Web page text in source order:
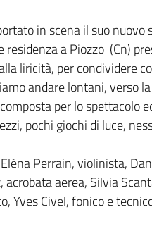
in scena il suo nuovo
residenza a Piozzo (Cn)
liricità, per condividere
andare lontani, verso
per lo
pochi giochi di luce,
Perrain, violinista,
aerea, Silvia
Yves Civel, fonico e